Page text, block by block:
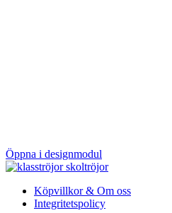
Öppna i designmodul
Köpvillkor & Om oss
Integritetspolicy